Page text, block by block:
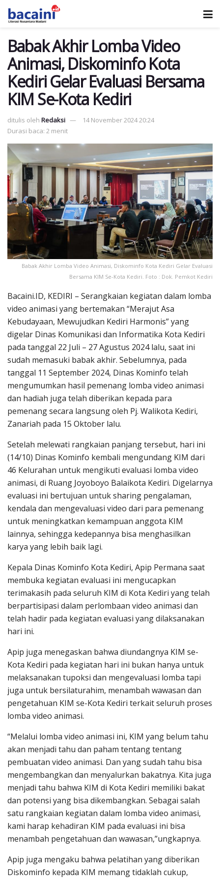
Babak Akhir Lomba Video
Animasi, Diskominfo Kota
Kediri Gelar Evaluasi Bersama
KIM Se-Kota Kediri
ditulis oleh Redaksi
14 November 2024 20:24
Durasi baca: 2 menit
Babak Akhir Lomba Video Animasi, Diskominfo Kota Kediri Gelar Evaluasi
Bersama KIM Se-Kota Kediri. Foto : Dok. Pemkot Kediri
Bacaini.ID, KEDIRI – Serangkaian kegiatan dalam lomba
video animasi yang bertemakan “Merajut Asa
Kebudayaan, Mewujudkan Kediri Harmonis” yang
digelar Dinas Komunikasi dan Informatika Kota Kediri
pada tanggal 22 Juli – 27 Agustus 2024 lalu, saat ini
sudah memasuki babak akhir. Sebelumnya, pada
tanggal 11 September 2024, Dinas Kominfo telah
mengumumkan hasil pemenang lomba video animasi
dan hadiah juga telah diberikan kepada para
pemenang secara langsung oleh Pj. Walikota Kediri,
Zanariah pada 15 Oktober lalu.
Setelah melewati rangkaian panjang tersebut, hari ini
(14/10) Dinas Kominfo kembali mengundang KIM dari
46 Kelurahan untuk mengikuti evaluasi lomba video
animasi, di Ruang Joyoboyo Balaikota Kediri. Digelarnya
evaluasi ini bertujuan untuk sharing pengalaman,
kendala dan mengevaluasi video dari para pemenang
untuk meningkatkan kemampuan anggota KIM
lainnya, sehingga kedepannya bisa menghasilkan
karya yang lebih baik lagi.
Kepala Dinas Kominfo Kota Kediri, Apip Permana saat
membuka kegiatan evaluasi ini mengucapkan
terimakasih pada seluruh KIM di Kota Kediri yang telah
berpartisipasi dalam perlombaan video animasi dan
telah hadir pada kegiatan evaluasi yang dilaksanakan
hari ini.
Apip juga menegaskan bahwa diundangnya KIM se-
Kota Kediri pada kegiatan hari ini bukan hanya untuk
melaksanakan tupoksi dan mengevaluasi lomba tapi
juga untuk bersilaturahim, menambah wawasan dan
pengetahuan KIM se-Kota Kediri terkait seluruh proses
lomba video animasi.
“Melalui lomba video animasi ini, KIM yang belum tahu
akan menjadi tahu dan paham tentang tentang
pembuatan video animasi. Dan yang sudah tahu bisa
mengembangkan dan menyalurkan bakatnya. Kita juga
menjadi tahu bahwa KIM di Kota Kediri memiliki bakat
dan potensi yang bisa dikembangkan. Sebagai salah
satu rangkaian kegiatan dalam lomba video animasi,
kami harap kehadiran KIM pada evaluasi ini bisa
menambah pengetahuan dan wawasan,”ungkapnya.
Apip juga mengaku bahwa pelatihan yang diberikan
Diskominfo kepada KIM memang tidaklah cukup,